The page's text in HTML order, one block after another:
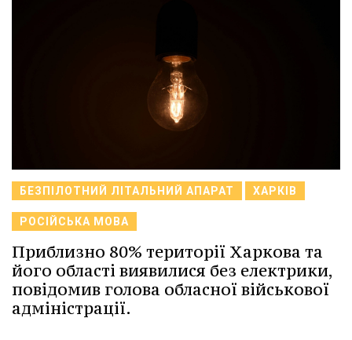
БЕЗПІЛОТНИЙ ЛІТАЛЬНИЙ АПАРАТ ХАРКІВ
РОСІЙСЬКА МОВА
Приблизно 80% території Харкова та
його області виявилися без електрики,
повідомив голова обласної військової
адміністрації.